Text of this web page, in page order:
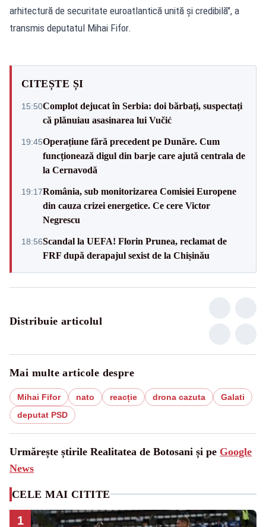
arhitectură de securitate euroatlantică unită și credibilă", a
transmis deputatul Mihai Fifor.
CITEȘTE ȘI
15:50Complot dejucat în Serbia: doi bărbați, suspectați
că plănuiau asasinarea lui Vučić
19:45Operațiune fără precedent pe Dunăre. Cum
funcționează digul din barje care ajută centrala de
la Cernavodă
19:17România, sub monitorizarea Comisiei Europene
din cauza crizei energetice. Ce cere Victor
Negrescu
18:56Scandal la UEFA! Florin Prunea, reclamat de
FRF după derapajul sexist de la Chișinău
Distribuie articolul
Mai multe articole despre
Mihai Fifor nato reacție drona cazuta
Galati
deputat PSD
Urmărește știrile Realitatea de Botosani și pe Google
News
CELE MAI CITITE
1